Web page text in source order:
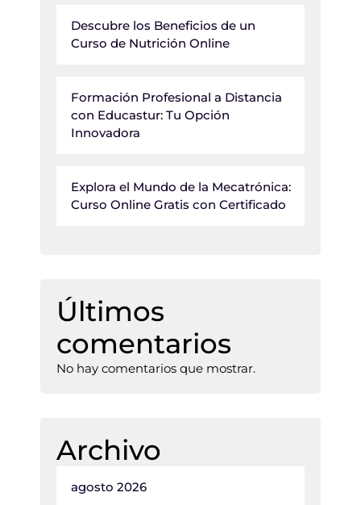
Descubre los Beneficios de un
Curso de Nutrición Online
Formación Profesional a Distancia
con Educastur: Tu Opción
Innovadora
Explora el Mundo de la Mecatrónica:
Curso Online Gratis con Certificado
Últimos
comentarios
No hay comentarios que mostrar.
Archivo
agosto 2026